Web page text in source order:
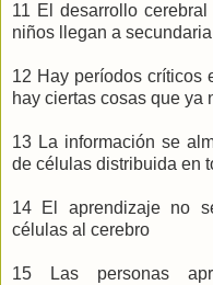
11 El desarrollo
niños llegan a secundaria
12 Hay períodos críticos
hay ciertas cosas que ya
13 La información se
de células distribuida en
14 El aprendizaje no
células al cerebro
15 Las personas